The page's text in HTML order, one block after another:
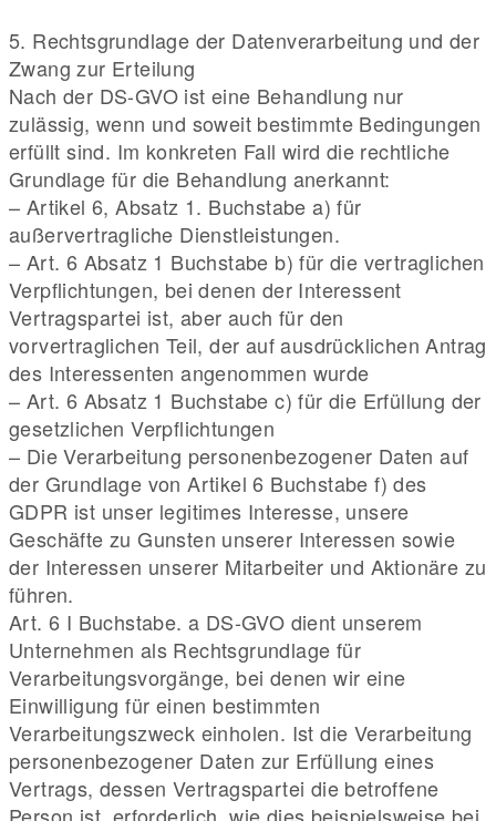
5. Rechtsgrundlage der Datenverarbeitung und der
Zwang zur Erteilung
Nach der DS-GVO ist eine Behandlung nur
zulässig, wenn und soweit bestimmte Bedingungen
erfüllt sind. Im konkreten Fall wird die rechtliche
Grundlage für die Behandlung anerkannt:
– Artikel 6, Absatz 1. Buchstabe a) für
außervertragliche Dienstleistungen.
– Art. 6 Absatz 1 Buchstabe b) für die vertraglichen
Verpflichtungen, bei denen der Interessent
Vertragspartei ist, aber auch für den
vorvertraglichen Teil, der auf ausdrücklichen Antrag
des Interessenten angenommen wurde
– Art. 6 Absatz 1 Buchstabe c) für die Erfüllung der
gesetzlichen Verpflichtungen
– Die Verarbeitung personenbezogener Daten auf
der Grundlage von Artikel 6 Buchstabe f) des
GDPR ist unser legitimes Interesse, unsere
Geschäfte zu Gunsten unserer Interessen sowie
der Interessen unserer Mitarbeiter und Aktionäre zu
führen.
Art. 6 I Buchstabe. a DS-GVO dient unserem
Unternehmen als Rechtsgrundlage für
Verarbeitungsvorgänge, bei denen wir eine
Einwilligung für einen bestimmten
Verarbeitungszweck einholen. Ist die Verarbeitung
personenbezogener Daten zur Erfüllung eines
Vertrags, dessen Vertragspartei die betroffene